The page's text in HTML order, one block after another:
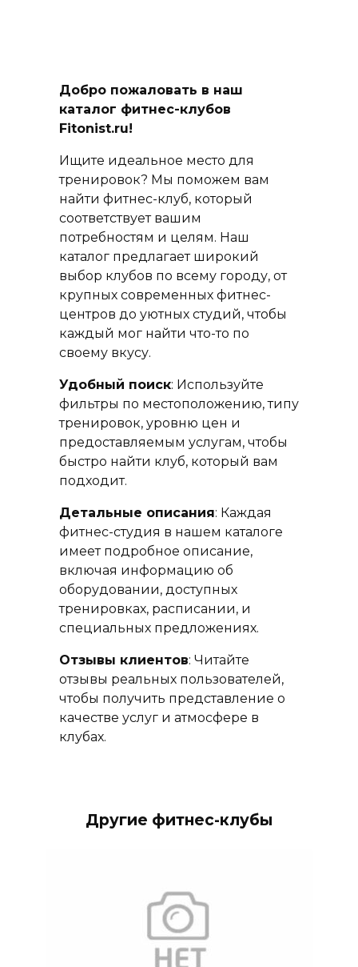
Добро пожаловать в наш
каталог фитнес-клубов
Fitonist.ru!
Ищите идеальное место для
тренировок? Мы поможем вам
найти фитнес-клуб, который
соответствует вашим
потребностям и целям. Наш
каталог предлагает широкий
выбор клубов по всему городу, от
крупных современных фитнес-
центров до уютных студий, чтобы
каждый мог найти что-то по
своему вкусу.
Удобный поиск: Используйте
фильтры по местоположению, типу
тренировок, уровню цен и
предоставляемым услугам, чтобы
быстро найти клуб, который вам
подходит.
Детальные описания: Каждая
фитнес-студия в нашем каталоге
имеет подробное описание,
включая информацию об
оборудовании, доступных
тренировках, расписании, и
специальных предложениях.
Отзывы клиентов: Читайте
отзывы реальных пользователей,
чтобы получить представление о
качестве услуг и атмосфере в
клубах.
Другие фитнес-клубы